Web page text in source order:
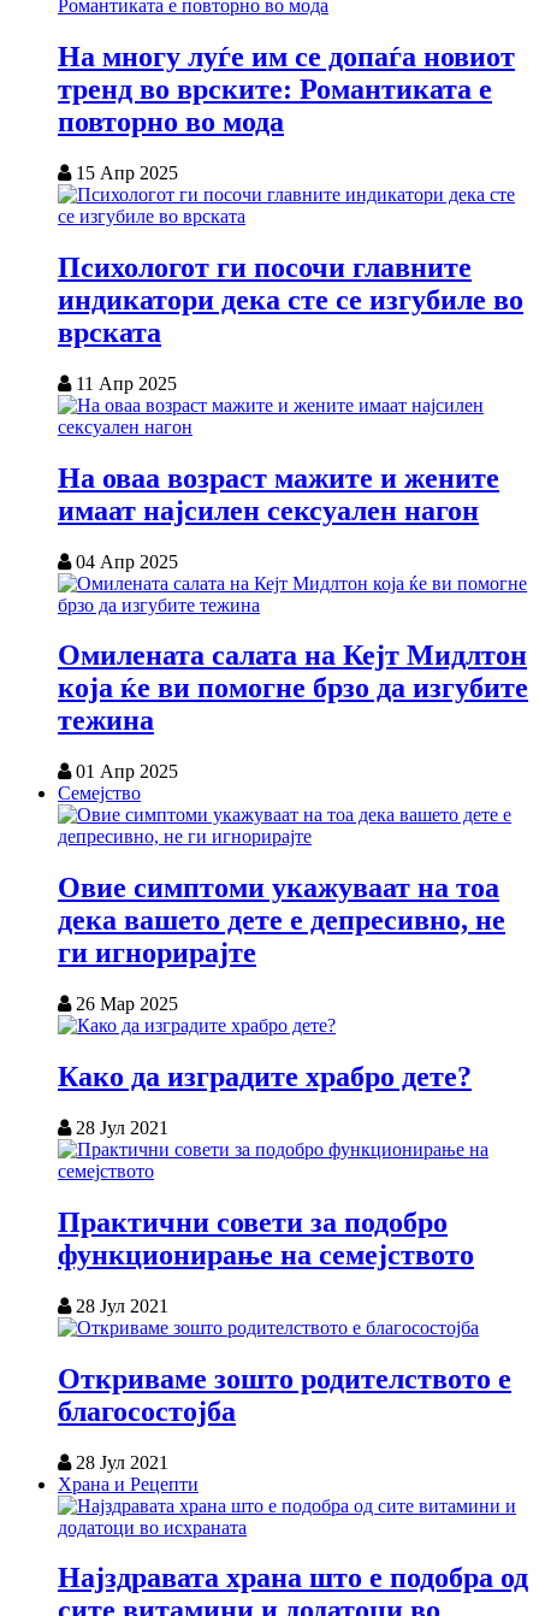
На многу луѓе им се допаѓа новиот
тренд во врските: Романтиката е
повторно во мода
15 Апр 2025
Психологот ги посочи главните
индикатори дека сте се изгубиле во
врската
11 Апр 2025
На оваа возраст мажите и жените
имаат најсилен сексуален нагон
04 Апр 2025
Омилената салата на Кејт Мидлтон
која ќе ви помогне брзо да изгубите
тежина
01 Апр 2025
Семејство
Овие симптоми укажуваат на тоа
дека вашето дете е депресивно, не
ги игнорирајте
26 Мар 2025
Како да изградите храбро дете?
28 Јул 2021
Практични совети за подобро
функционирање на семејството
28 Јул 2021
Откриваме зошто родителството е
благосостојба
28 Јул 2021
Храна и Рецепти
Најздравата храна што е подобра од